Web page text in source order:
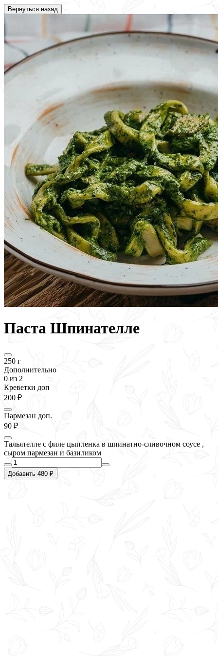
Вернуться назад
Паста Шпинателле
250 г
Дополнительно
0 из 2
Креветки доп
200 ₽
Пармезан доп.
90 ₽
Тальятелле с филе цыпленка в шпинатно-сливочном соусе ,
сыром пармезан и базиликом
Добавить 480 ₽